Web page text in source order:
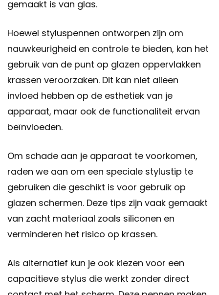
gemaakt is van glas.
Hoewel styluspennen ontworpen zijn om
nauwkeurigheid en controle te bieden, kan het
gebruik van de punt op glazen oppervlakken
krassen veroorzaken. Dit kan niet alleen
invloed hebben op de esthetiek van je
apparaat, maar ook de functionaliteit ervan
beïnvloeden.
Om schade aan je apparaat te voorkomen,
raden we aan om een speciale stylustip te
gebruiken die geschikt is voor gebruik op
glazen schermen. Deze tips zijn vaak gemaakt
van zacht materiaal zoals siliconen en
verminderen het risico op krassen.
Als alternatief kun je ook kiezen voor een
capacitieve stylus die werkt zonder direct